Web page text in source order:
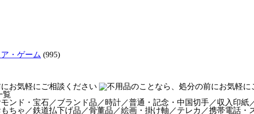
・ゲーム (995)
ンド・宝石／ブランド品／時計／普通・記念・中国切手／収入印
ちゃ／鉄道払下げ品／骨董品／絵画・掛け軸／テレカ／携帯電話